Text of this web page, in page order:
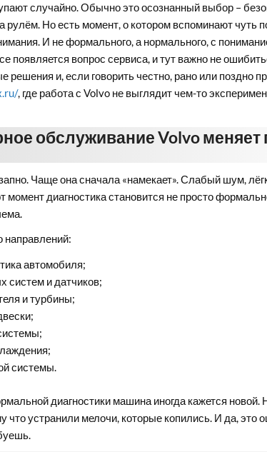
случайно. Обычно это осознанный выбор –
рулём. Но есть момент, о котором вспоминают чуть
И не формального, а нормального, с
появляется вопрос сервиса, и тут важно не
решения и, если говорить честно, рано или поздно
, где работа с Volvo не выглядит чем-то
обслуживание Volvo меняет
Чаще она сначала «намекает». Слабый шум,
момент диагностика становится не просто
направлений:
автомобиля;
систем и датчиков;
и турбины;
системы.
диагностики машина иногда кажется новой.
что устранили мелочи, которые копились. И да,